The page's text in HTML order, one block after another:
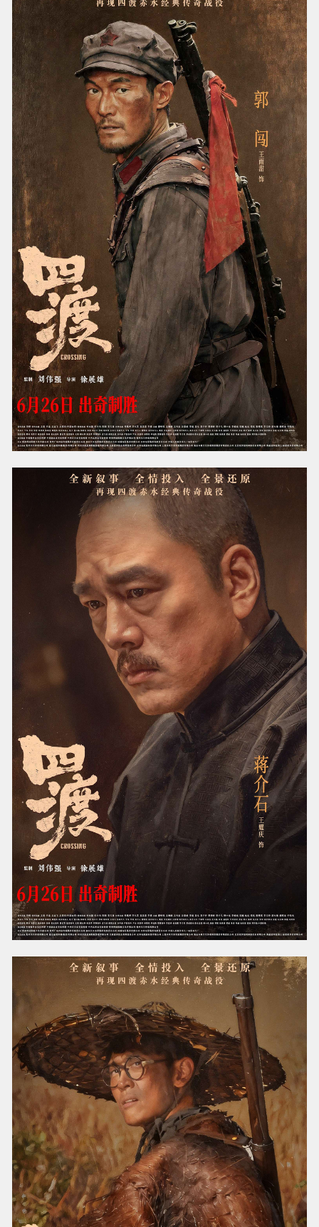
多年前，刘烨曾因妻子患病停工三年，全心照料
家庭，身形一度暴瘦。接下《四渡》后，为贴近
长征时期毛泽东清瘦的形象，他在拍摄期间再减
重17斤。当导演徐展雄第一次与刘烨见面时，导
演惊呆了：“他整个人精瘦到如此地步，特别符合
四渡赤水时期的毛泽东形象。他眼神里面的光，
散发出很大的能量和力量。”
长征之初，毛泽东正患疟疾，消瘦憔悴，身体非
常虚弱，这是毛泽东一生中的暗夜：远离决策中
心，身体虚弱，疾病缠身。这一次，刘烨所呈现
的不再是青年毛泽东的书生意气，而是一位在长
征绝境中负重前行的革命领袖。拍摄《建党伟
业》时，刘烨认为毛泽东有种不拘小节、神态自
若的“洒脱”。而在《四渡》里，他对“洒脱”有了更
深的理解：“人在舒服安全的情况下，洒脱是正常
反应；但在极度困难、极度危险的情况下还能保
持洒脱，那是真的洒脱和有底气。”在三万对四十
万、铁桶合围的绝境中，毛泽东还能运筹帷幄，
这种力量让刘烨深感震撼。